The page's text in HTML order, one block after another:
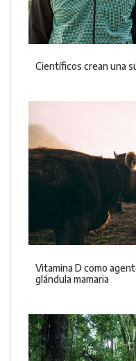
Científicos crean una
Vitamina D como
glándula mamaria